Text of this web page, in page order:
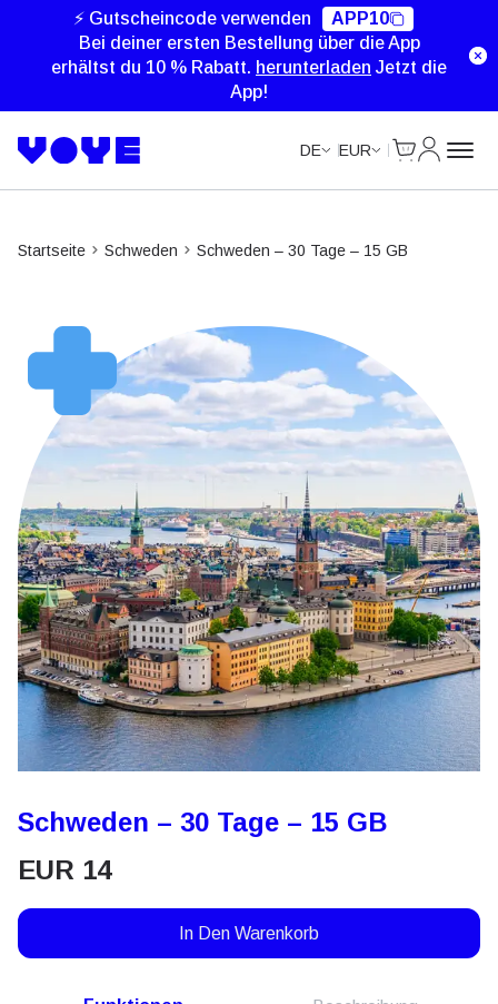
⚡ Gutscheincode verwenden
APP10
Bei deiner ersten Bestellung über die App
erhältst du 10 % Rabatt. herunterladen Jetzt die
App!
DE EUR
Startseite Schweden Schweden – 30 Tage – 15 GB
Schweden – 30 Tage – 15 GB
EUR 14
In Den Warenkorb
Unlimited Data
Unlimited Data
Unlimited Data
Unlimited Data